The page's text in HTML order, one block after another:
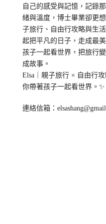
自己的感受與記憶，記錄
緒與溫度，博士畢業卻更
子旅行、自由行攻略與生
起把平凡的日子，走成最
孩子一起看世界，把旅行
成故事。
Elsa｜親子旅行 × 自由行
你帶著孩子一起看世界。✨
連絡信箱：